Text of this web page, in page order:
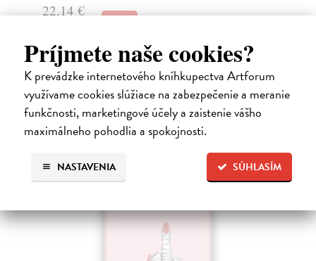
Príjmete naše cookies?
K prevádzke internetového kníhkupectva Artforum
využívame cookies slúžiace na zabezpečenie a meranie
funkčnosti, marketingové účely a zaistenie vášho
maximálneho pohodlia a spokojnosti.
SÚHLASÍM
NASTAVENIA
22,14 €
Ďalšie z kategórie svetová
beletria
na sklade